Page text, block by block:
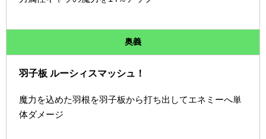
奥義
羽子板 ルーシィスマッシュ！
魔力を込めた羽根を羽子板から打ち出してエネミーへ単
体ダメージ